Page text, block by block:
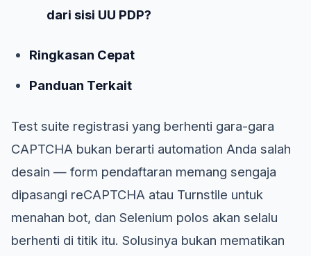
dari sisi UU PDP?
Ringkasan Cepat
Panduan Terkait
Test suite registrasi yang berhenti gara-gara
CAPTCHA bukan berarti automation Anda salah
desain — form pendaftaran memang sengaja
dipasangi reCAPTCHA atau Turnstile untuk
menahan bot, dan Selenium polos akan selalu
berhenti di titik itu. Solusinya bukan mematikan